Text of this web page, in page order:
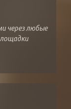
через любые